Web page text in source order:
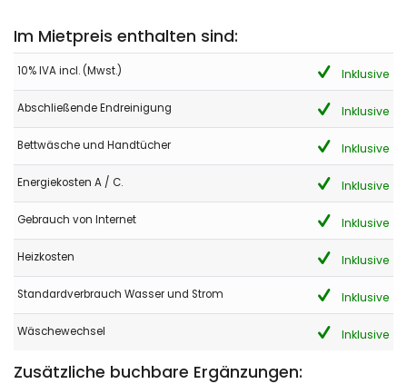
Im Mietpreis enthalten sind:
10% IVA incl. (Mwst.) Inklusive
Abschließende Endreinigung Inklusive
Bettwäsche und Handtücher Inklusive
Energiekosten A / C. Inklusive
Gebrauch von Internet Inklusive
Heizkosten Inklusive
Standardverbrauch Wasser und Strom Inklusive
Wäschewechsel Inklusive
Zusätzliche buchbare Ergänzungen: